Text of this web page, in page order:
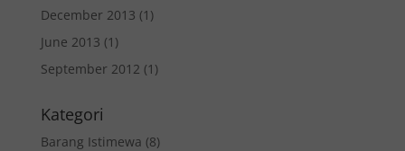
December 2013 (1)
June 2013 (1)
September 2012 (1)
Kategori
Barang Istimewa (8)